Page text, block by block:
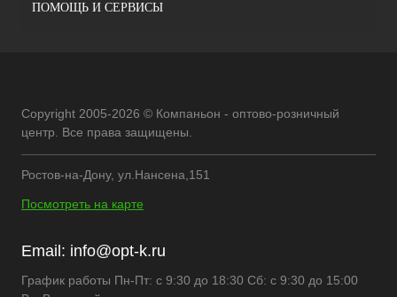
ПОМОЩЬ И СЕРВИСЫ
Copyright 2005-2026 © Компаньон - оптово-розничный
центр. Все права защищены.
Ростов-на-Дону, ул.Нансена,151
Посмотреть на карте
Email: info@opt-k.ru
График работы Пн-Пт: с 9:30 до 18:30 Сб: с 9:30 до 15:00